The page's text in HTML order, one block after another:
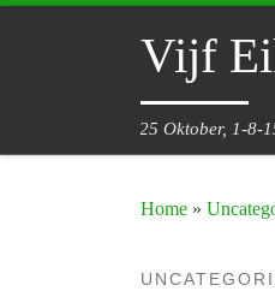
Ga naar inhoudVijf
25 Oktober, 1-8-
Home »